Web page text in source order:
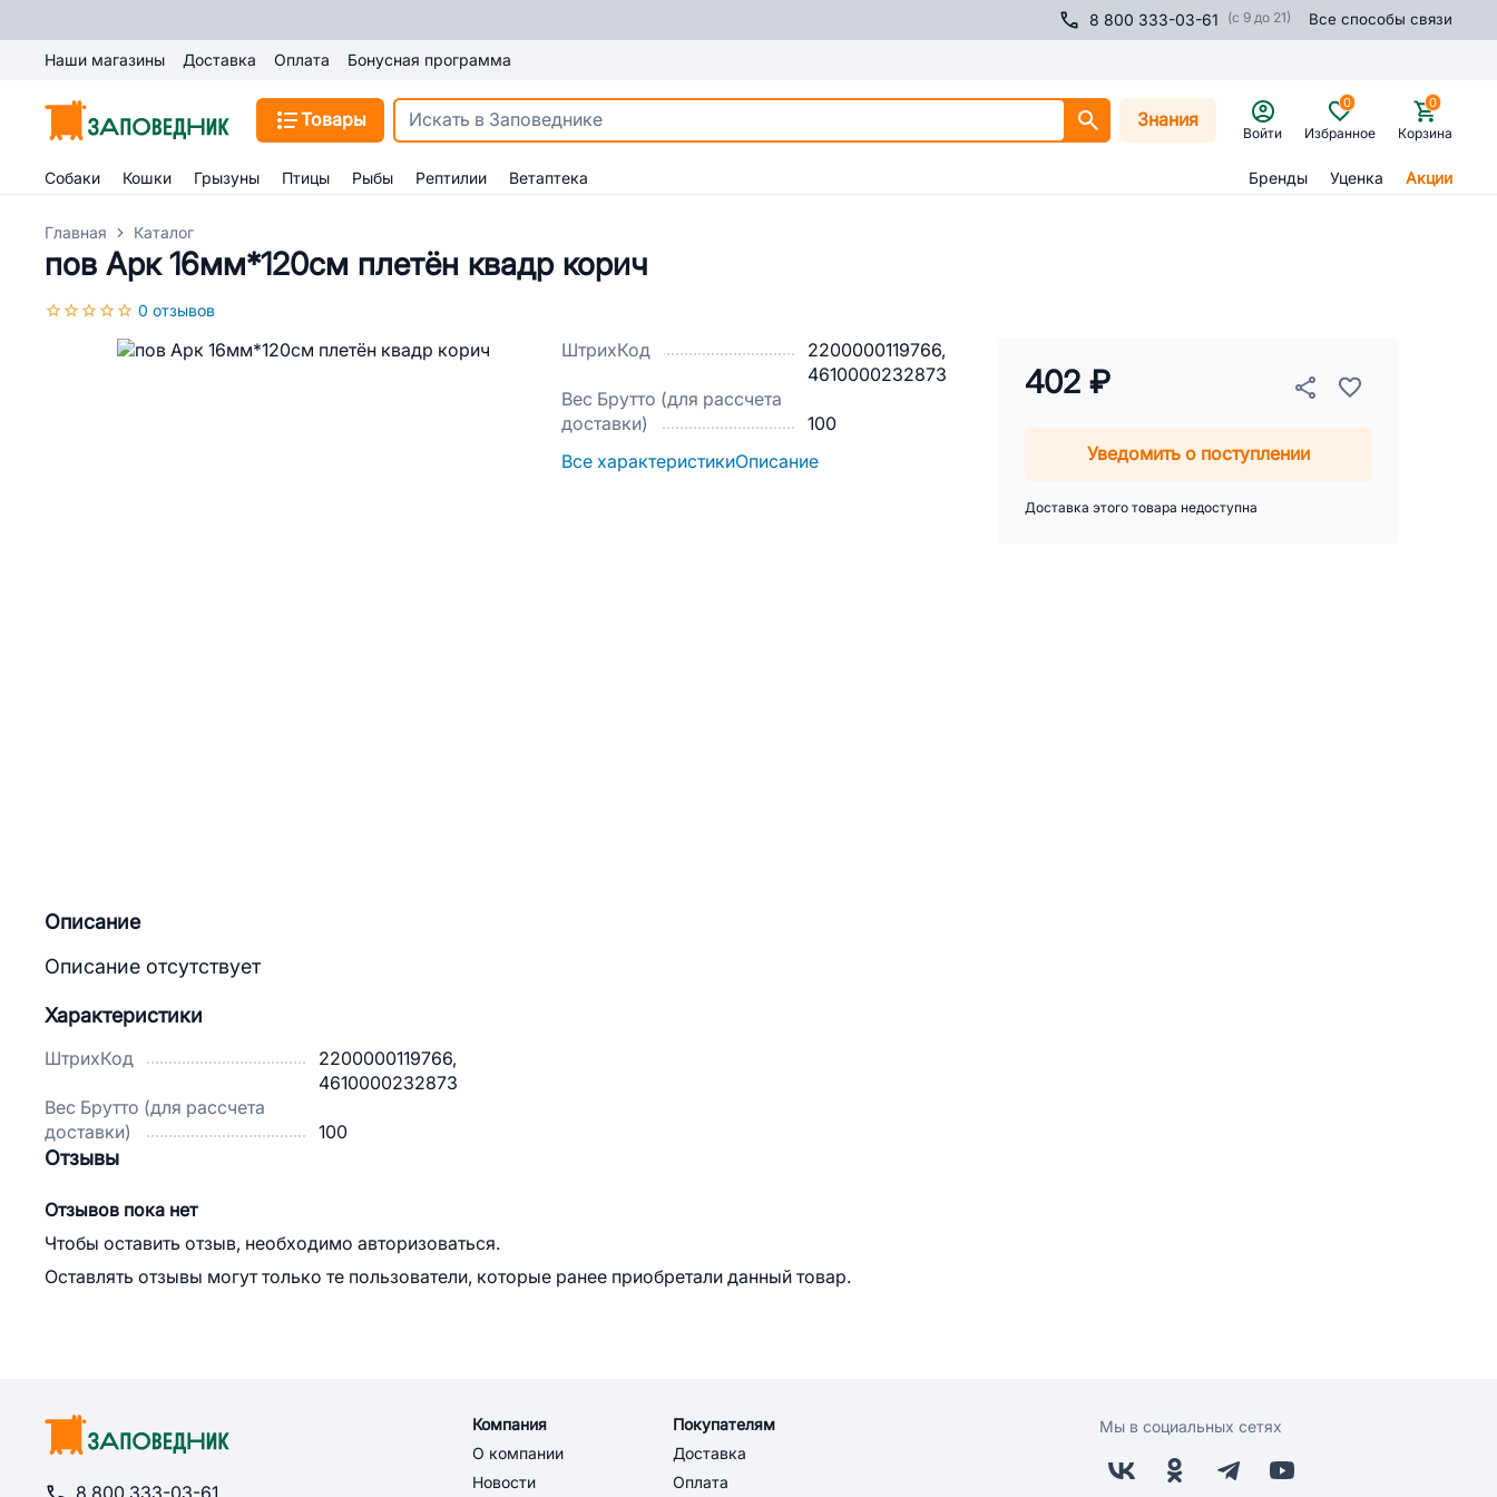
8 800 333-03-61 (с 9 до 21) Все способы связи
Наши магазины Доставка Оплата Бонусная программа
Товары Знания
Войти Избранное
0
Корзина
0
Собаки Кошки Грызуны Птицы Рыбы Рептилии Ветаптека Бренды Уценка Акции
Главная Каталог
пов Арк 16мм*120см плетён квадр корич
0 отзывов
ШтрихКод
2200000119766,
4610000232873
Вес Брутто (для рассчета
доставки)
100
Все характеристикиОписание
402 ₽
Уведомить о поступлении
Доставка этого товара недоступна
Описание
Описание отсутствует
Характеристики
ШтрихКод
2200000119766,
4610000232873
Вес Брутто (для рассчета
доставки)
100
Отзывы
Отзывов пока нет
Чтобы оставить отзыв, необходимо авторизоваться.
Оставлять отзывы могут только те пользователи, которые ранее приобретали данный товар.
8 800 333-03-61
Компания
О компании
Новости
Покупателям
Доставка
Оплата
Мы в социальных сетях